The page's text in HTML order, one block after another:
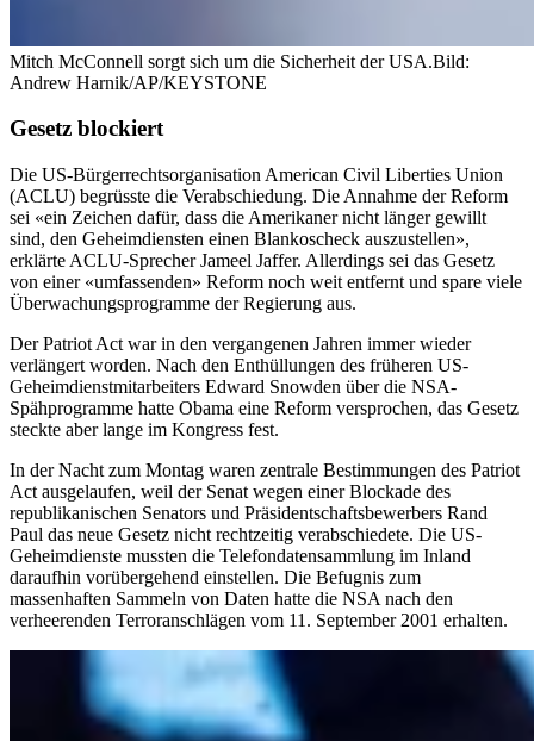
Mitch McConnell sorgt sich um die Sicherheit der USA.Bild:
Andrew Harnik/AP/KEYSTONE
Gesetz blockiert
Die US-Bürgerrechtsorganisation American Civil Liberties Union
(ACLU) begrüsste die Verabschiedung. Die Annahme der Reform
sei «ein Zeichen dafür, dass die Amerikaner nicht länger gewillt
sind, den Geheimdiensten einen Blankoscheck auszustellen»,
erklärte ACLU-Sprecher Jameel Jaffer. Allerdings sei das Gesetz
von einer «umfassenden» Reform noch weit entfernt und spare viele
Überwachungsprogramme der Regierung aus.
Der Patriot Act war in den vergangenen Jahren immer wieder
verlängert worden. Nach den Enthüllungen des früheren US-
Geheimdienstmitarbeiters Edward Snowden über die NSA-
Spähprogramme hatte Obama eine Reform versprochen, das Gesetz
steckte aber lange im Kongress fest.
In der Nacht zum Montag waren zentrale Bestimmungen des Patriot
Act ausgelaufen, weil der Senat wegen einer Blockade des
republikanischen Senators und Präsidentschaftsbewerbers Rand
Paul das neue Gesetz nicht rechtzeitig verabschiedete. Die US-
Geheimdienste mussten die Telefondatensammlung im Inland
daraufhin vorübergehend einstellen. Die Befugnis zum
massenhaften Sammeln von Daten hatte die NSA nach den
verheerenden Terroranschlägen vom 11. September 2001 erhalten.